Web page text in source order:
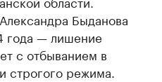
Быданова
года — лишение
с отбыванием в
строгого режима.